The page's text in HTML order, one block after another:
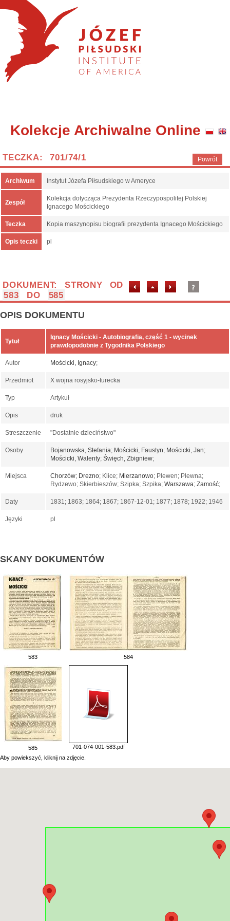
Kolekcje Archiwalne Online
Powrót
TECZKA: 701/74/1
Archiwum Instytut Józefa Piłsudskiego w Ameryce
Zespół
Kolekcja dotycząca Prezydenta Rzeczypospolitej Polskiej
Ignacego Mościckiego
Teczka Kopia maszynopisu biografii prezydenta Ignacego Mościckiego
Opis teczki pl
DOKUMENT: STRONY OD
583
DO 585
OPIS DOKUMENTU
Tytuł
Ignacy Mościcki - Autobiografia, część 1 - wycinek
prawdopodobnie z Tygodnika Polskiego
Autor Mościcki, Ignacy;
Przedmiot X wojna rosyjsko-turecka
Typ Artykuł
Opis druk
Streszczenie "Dostatnie dzieciństwo"
Osoby Bojanowska, Stefania; Mościcki, Faustyn; Mościcki, Jan;
Mościcki, Walenty; Święch, Zbigniew;
Miejsca Chorzów; Drezno; Klice; Mierzanowo; Plewen; Plewna;
Rydzewo; Skierbieszów; Szipka; Szpika; Warszawa; Zamość;
Daty 1831; 1863; 1864; 1867; 1867-12-01; 1877; 1878; 1922; 1946
Języki pl
SKANY DOKUMENTÓW
583 584
585
701-074-001-583.pdf
Aby powiekszyć, kliknij na zdjęcie.